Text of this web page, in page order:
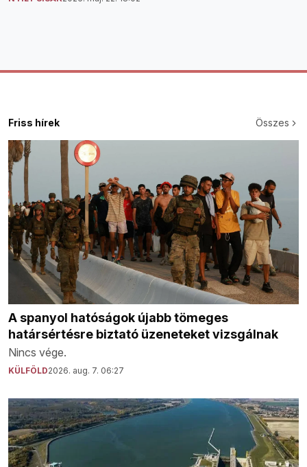
Friss hírek Összes
A spanyol hatóságok újabb tömeges
határsértésre biztató üzeneteket vizsgálnak
Nincs vége.
KÜLFÖLD2026. aug. 7. 06:27